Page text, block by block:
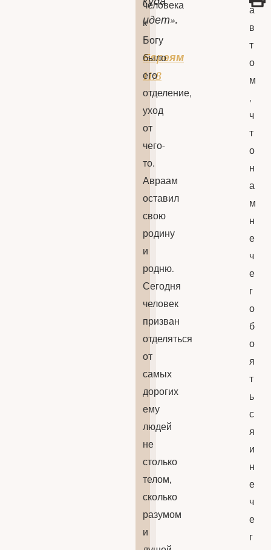
идет».
—
Евреям
11:8
человека
к
Богу
было
его
отделение,
уход
от
чего-
то.
Авраам
оставил
свою
родину
и
родню.
Сегодня
человек
призван
отделяться
от
самых
дорогих
ему
людей
не
столько
телом,
сколько
разумом
и
а
в
т
о
м
,
ч
т
о
н
а
м
н
е
ч
е
г
о
б
о
я
т
ь
с
я
и
н
е
ч
е
г